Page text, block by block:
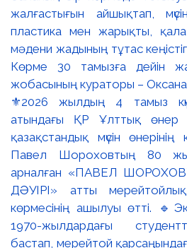
⚜️2026 жылдың 4 тамыз
атындағы ҚР Ұлттық өнер
қазақстандық мүсін өнерінің
Павел Шороховтың 80
арналған «ПАВЕЛ
ДӘУІРІ» атты
көрмесінің ашылуы өтті.
1970-жылдардағы
бастап, мерейтой